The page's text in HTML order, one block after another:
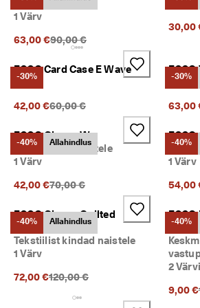
Purse
1 Värv
63,00 €Eelnev hind {{price}}:
90,00 €
1 Värv
30,00
-30%
ECCO Card Case E Wave
1 Värv
42,00 €Eelnev hind {{price}}:
60,00 €
-30%
1 Värv
63,00
-40% Allahindlus
ECCO Gloves W
Nahkkindad naistele
1 Värv
42,00 €Eelnev hind {{price}}:
70,00 €
-40%
1 Värv
54,00
-40% Allahindlus
ECCO Gloves Quilted
Mittens
Tekstiilist kindad naistele
1 Värv
72,00 €Eelnev hind {{price}}:
120,00 €
-40%
Kid
2 Värvi
9,00 €